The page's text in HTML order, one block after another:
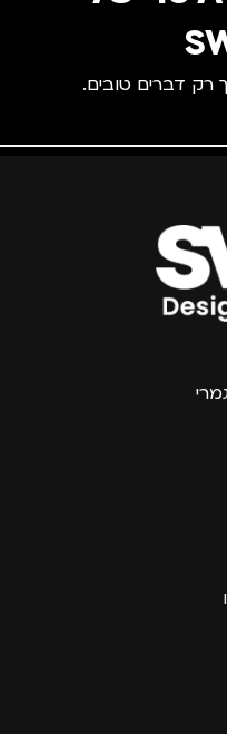
רק דברים טובים.
צרפו אותי למועדון